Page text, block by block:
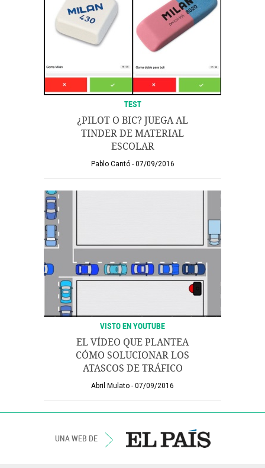
TEST
¿PILOT O BIC? JUEGA AL
TINDER DE MATERIAL
ESCOLAR
Pablo Cantó 07/09/2016
VISTO EN YOUTUBE
EL VÍDEO QUE PLANTEA
CÓMO SOLUCIONAR LOS
ATASCOS DE TRÁFICO
Abril Mulato 07/09/2016
UNA WEB DE